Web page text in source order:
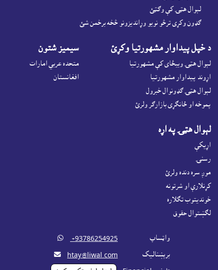
لېوال هټۍ کې وګټئ
ګډون وکړى ترڅو نويو وړانديزونو څخه برخمن شئ
د خپل پيداوار مشهورتيا وکړئ
لېوال هټۍ ويبځاى کې مشهورتيا
اړوند پيداوار مشهورتيا
لېوال هټۍ ګډونوال خبرول
پموخه او ځانګړى بازارګر ولرئ
سيميز شتون
متحده عربي امارات
افغانستان
لېوال هټۍ په اړه
اړيکې
رسنۍ
موږ سره دنده ولرئ
کړنلارې او شرتونه
خونديتوب تګلاره
لګښتوال حقوق
واټساپ ‎ +93786254925

برېښناليک htay@liwal.com
